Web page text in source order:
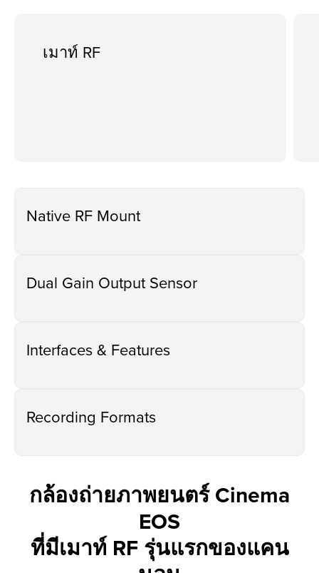
เมาท์ RF
Native RF Mount
Dual Gain Output Sensor
Interfaces & Features
Recording Formats
กล้องถ่ายภาพยนตร์ Cinema
EOS
ที่มีเมาท์ RF รุ่นแรกของแคน